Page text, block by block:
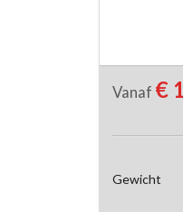
Vanaf €
Gewicht